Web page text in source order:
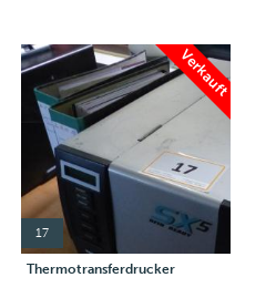
Verkauft
17
Thermotransferdrucker